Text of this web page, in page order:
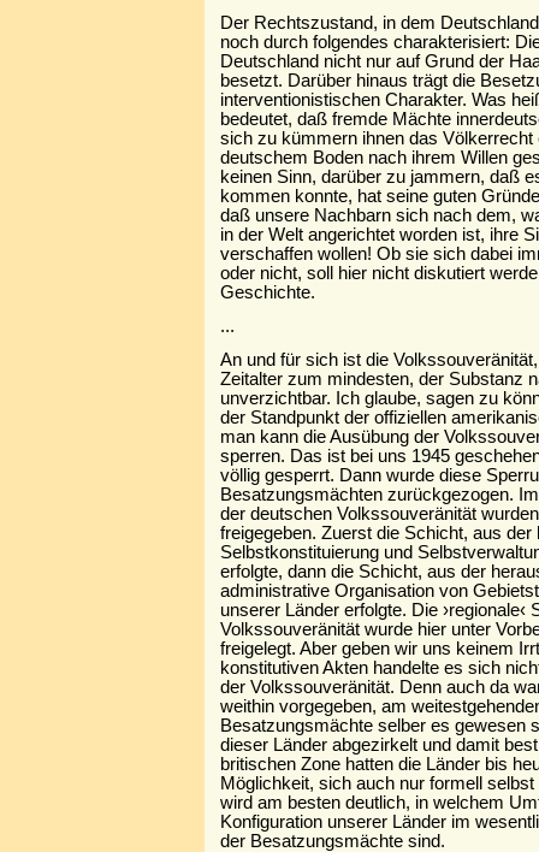
Der Rechtszustand, in dem
noch durch folgendes charakterisiert:
Deutschland nicht nur auf Grund der
besetzt. Darüber hinaus trägt die
interventionistischen Charakter. Was
bedeutet, daß fremde Mächte
sich zu kümmern ihnen das Völkerrecht
deutschem Boden nach ihrem Willen
keinen Sinn, darüber zu jammern, daß
kommen konnte, hat seine guten
daß unsere Nachbarn sich nach dem,
in der Welt angerichtet worden ist, ihre
verschaffen wollen! Ob sie sich dabei
oder nicht, soll hier nicht diskutiert
Geschichte.
...
An und für sich ist die
Zeitalter zum mindesten, der Substanz
unverzichtbar. Ich glaube, sagen zu
der Standpunkt der offiziellen
man kann die Ausübung der
sperren. Das ist bei uns 1945
völlig gesperrt. Dann wurde diese
Besatzungsmächten zurückgezogen.
der deutschen Volkssouveränität
freigegeben. Zuerst die Schicht, aus der
Selbstkonstituierung und
erfolgte, dann die Schicht, aus der
administrative Organisation von
unserer Länder erfolgte. Die ›regionale‹
Volkssouveränität wurde hier unter
freigelegt. Aber geben wir uns keinem
konstitutiven Akten handelte es sich
der Volkssouveränität. Denn auch da
weithin vorgegeben, am
Besatzungsmächte selber es gewesen
dieser Länder abgezirkelt und damit
britischen Zone hatten die Länder bis
Möglichkeit, sich auch nur formell
wird am besten deutlich, in welchem
Konfiguration unserer Länder im
der Besatzungsmächte sind.